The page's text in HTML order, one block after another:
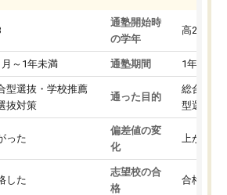
～1年未満
型選抜・学校推薦
抜対策
った
した
通塾開始時
の学年
高2
通塾期間 1年以上
通った目的
総合型選
型選抜対
偏差値の変
化
上がった
志望校の合
格
合格した